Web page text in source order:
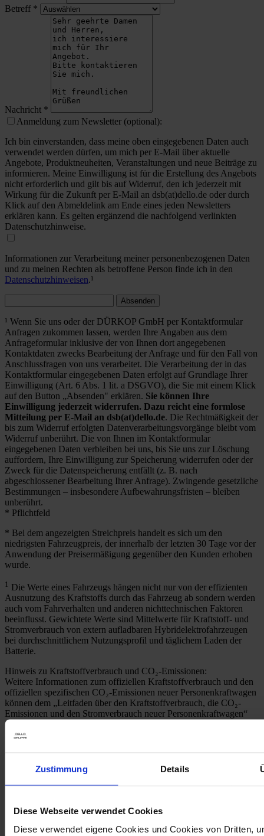
Zustimmung Details
Diese Webseite verwendet Cookies
Diese verwendet eigene Cookies und Cookies von Dritten,
Betreff *
Nachricht *
Anmeldung zum Newsletter (optional):
Ich bin einverstanden, dass meine oben eingegebenen Daten auch
verwendet werden dürfen, um mich per E-Mail über aktuelle
Angebote, Produktneuheiten, Veranstaltungen und neue Beiträge zu
informieren. Meine Einwilligung ist für die Erstellung des Angebots
nicht erforderlich und gilt bis auf Widerruf, den ich jederzeit mit
Wirkung für die Zukunft per E-Mail an dsb(at)dello.de oder durch
Klick auf den Abmeldelink am Ende eines jeden Newsletters
erklären kann. Es gelten ergänzend die nachfolgend verlinkten
Datenschutzhinweise.
Informationen zur Verarbeitung meiner personenbezogenen Daten
und zu meinen Rechten als betroffene Person finde ich in den
Datenschutzhinweisen.¹
Absenden
¹ Wenn Sie uns oder der DÜRKOP GmbH per Kontaktformular
Anfragen zukommen lassen, werden Ihre Angaben aus dem
Anfrageformular inklusive der von Ihnen dort angegebenen
Kontaktdaten zwecks Bearbeitung der Anfrage und für den Fall von
Anschlussfragen von uns verarbeitet. Die Verarbeitung der in das
Kontaktformular eingegebenen Daten erfolgt auf Grundlage Ihrer
Einwilligung (Art. 6 Abs. 1 lit. a DSGVO), die Sie mit einem Klick
auf den Button „Absenden" erklären. Sie können Ihre
Einwilligung jederzeit widerrufen. Dazu reicht eine formlose
Mitteilung per E-Mail an dsb(at)dello.de. Die Rechtmäßigkeit der
bis zum Widerruf erfolgten Datenverarbeitungsvorgänge bleibt vom
Widerruf unberührt. Die von Ihnen im Kontaktformular
eingegebenen Daten verbleiben bei uns, bis Sie uns zur Löschung
auffordern, Ihre Einwilligung zur Speicherung widerrufen oder der
Zweck für die Datenspeicherung entfällt (z. B. nach
abgeschlossener Bearbeitung Ihrer Anfrage). Zwingende gesetzliche
Bestimmungen – insbesondere Aufbewahrungsfristen – bleiben
unberührt.
* Pflichtfeld
* Bei dem angezeigten Streichpreis handelt es sich um den
niedrigsten Fahrzeugpreis, der innerhalb der letzten 30 Tage vor der
Anwendung der Preisermäßigung gegenüber den Kunden erhoben
wurde.
1 Die Werte eines Fahrzeugs hängen nicht nur von der effizienten
Ausnutzung des Kraftstoffs durch das Fahrzeug ab sondern werden
auch vom Fahrverhalten und anderen nichttechnischen Faktoren
beeinflusst. Gewichtete Werte sind Mittelwerte für Kraftstoff- und
Stromverbrauch von extern aufladbaren Hybridelektrofahrzeugen
bei durchschnittlichem Nutzungsprofil und täglichem Laden der
Batterie.
Hinweis zu Kraftstoffverbrauch und CO₂-Emissionen:
Weitere Informationen zum offiziellen Kraftstoffverbrauch und den
offiziellen spezifischen CO₂-Emissionen neuer Personenkraftwagen
können dem „Leitfaden über den Kraftstoffverbrauch, die CO₂-
Emissionen und den Stromverbrauch neuer Personenkraftwagen“
entnommen werden, der unter
ist.